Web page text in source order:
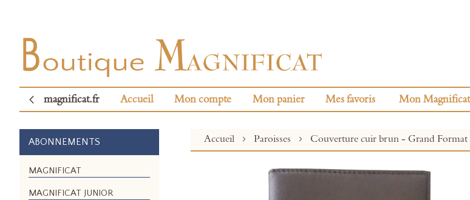
magnificat.fr Accueil Mon compte Mon panier Mes favoris Mon
Accueil Paroisses Couverture cuir brun - Grand Format
ABONNEMENTS
MAGNIFICAT
MAGNIFICAT JUNIOR